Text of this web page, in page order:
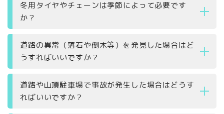
冬用タイヤやチェーンは季節によって必要です
か？
道路の異常（落石や倒木等）を発見した場合はど
うすればいいですか？
道路や山頂駐車場で事故が発生した場合はどうす
ればいいですか？